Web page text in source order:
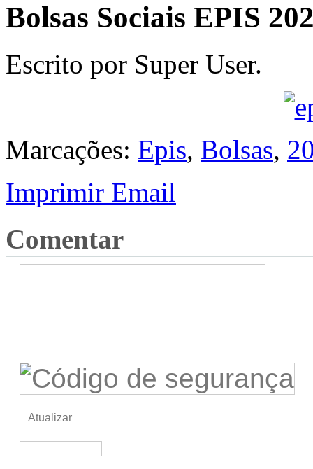
Bolsas Sociais EPIS
Escrito por Super User.
Marcações: Epis, Bolsas,
Imprimir Email
Comentar
Atualizar